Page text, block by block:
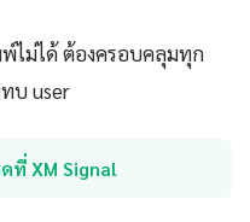
ไม่ได้ ต้องครอบคลุมทุก
บ user
XM Signal